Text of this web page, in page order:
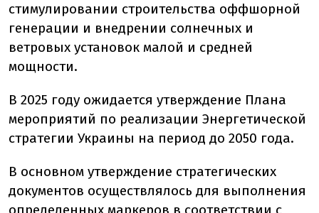
стимулировании строительства оффшорной
генерации и внедрении солнечных и
ветровых установок малой и средней
мощности.
В 2025 году ожидается утверждение Плана
мероприятий по реализации Энергетической
стратегии Украины на период до 2050 года.
В основном утверждение стратегических
документов осуществлялось для выполнения